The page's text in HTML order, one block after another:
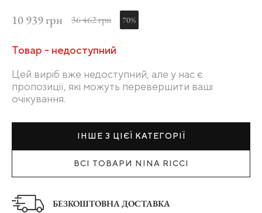
10 939 грн 36 462 грн 70%
Товар - недоступний
Цей виріб вже недоступний, але у нас є
пропозиції, які можуть перевершити ваші
очікування.
ІНШЕ З ЦІЄЇ КАТЕГОРІЇ
ВСІ ТОВАРИ NINA RICCI
БЕЗКОШТОВНА ДОСТАВКА